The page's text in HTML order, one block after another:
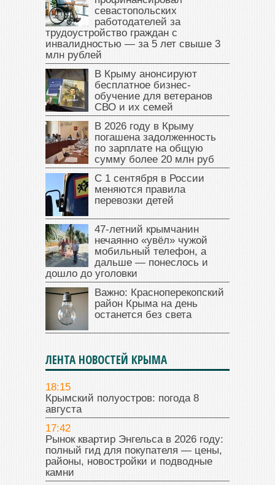
севастопольских
работодателей за
трудоустройство граждан с
инвалидностью — за 5 лет свыше 3
млн рублей
В Крыму анонсируют
бесплатное бизнес-
обучение для ветеранов
СВО и их семей
В 2026 году в Крыму
погашена задолженность
по зарплате на общую
сумму более 20 млн руб
С 1 сентября в России
меняются правила
перевозки детей
47‑летний крымчанин
нечаянно «увёл» чужой
мобильный телефон, а
дальше — понеслось и
дошло до уголовки
Важно: Красноперекопский
район Крыма на день
останется без света
ЛЕНТА НОВОСТЕЙ КРЫМА
18:15
Крымский полуостров: погода 8
августа
17:42
Рынок квартир Энгельса в 2026 году:
полный гид для покупателя — цены,
районы, новостройки и подводные
камни